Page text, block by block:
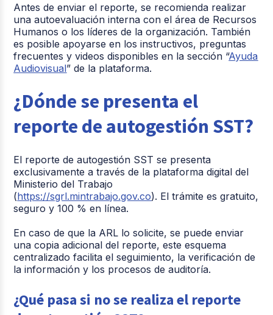
Antes de enviar el reporte, se recomienda realizar
una autoevaluación interna con el área de Recursos
Humanos o los líderes de la organización. También
es posible apoyarse en los instructivos, preguntas
frecuentes y videos disponibles en la sección “Ayuda
Audiovisual” de la plataforma.
¿Dónde se presenta el
reporte de autogestión SST?
El reporte de autogestión SST se presenta
exclusivamente a través de la plataforma digital del
Ministerio del Trabajo
(https://sgrl.mintrabajo.gov.co). El trámite es gratuito,
seguro y 100 % en línea.
En caso de que la ARL lo solicite, se puede enviar
una copia adicional del reporte, este esquema
centralizado facilita el seguimiento, la verificación de
la información y los procesos de auditoría.
¿Qué pasa si no se realiza el reporte